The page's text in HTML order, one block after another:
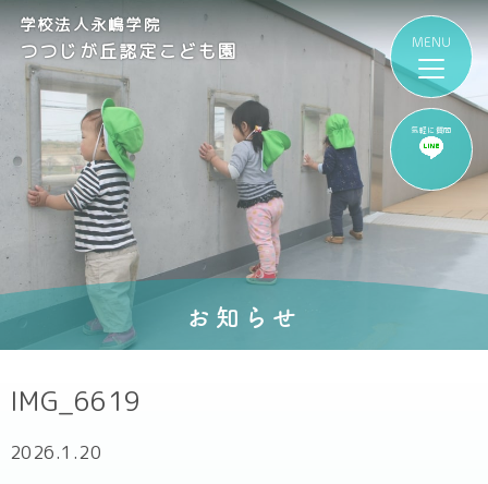
気軽に質問
学校法人永嶋学院
つつじが丘認定こども園
お知らせ
IMG_6619
2026.1.20